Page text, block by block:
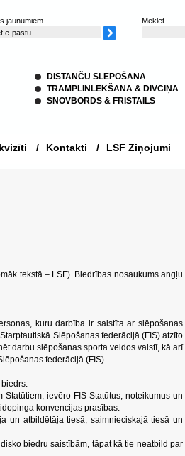
jaunumiem Meklēt
DISTANČU SLĒPOŠANA
TRAMPLĪNLĒKŠANA & DIVCĪŅA
SNOVBORDS & FRĪSTAILS
/ Kontakti / LSF Ziņojumi
tekstā – LSF). Biedrības nosaukums angļu
kuru darbība ir saistīta ar slēpošanas
Slēpošanas federācijā (FIS) atzīto
darbu slēpošanas sporta veidos valstī, kā arī
federācijā (FIS).
ievēro FIS Statūtus, noteikumus un
konvencijas prasības.
un atbildētāja tiesā, saimnieciskajā tiesā un
biedru saistībām, tāpat kā tie neatbild par